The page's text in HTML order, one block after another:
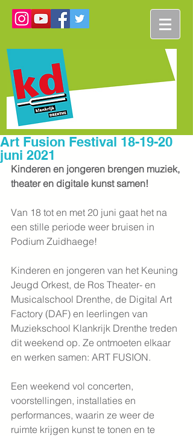
Art Fusion Festival 18-19-20
juni 2021
Kinderen en jongeren brengen muziek,
theater en digitale kunst samen!
Van 18 tot en met 20 juni gaat het na
een stille periode weer bruisen in
Podium Zuidhaege!
Kinderen en jongeren van het Keuning
Jeugd Orkest, de Ros Theater- en
Musicalschool Drenthe, de Digital Art
Factory (DAF) en leerlingen van
Muziekschool Klankrijk Drenthe treden
dit weekend op. Ze ontmoeten elkaar
en werken samen: ART FUSION.
Een weekend vol concerten,
voorstellingen, installaties en
performances, waarin ze weer de
ruimte krijgen kunst te tonen en te